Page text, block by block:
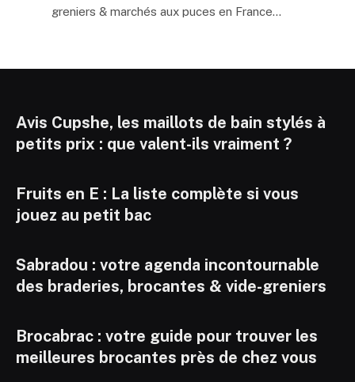
greniers & marchés aux puces en France…
Avis Cupshe, les maillots de bain stylés à
petits prix : que valent-ils vraiment ?
Fruits en E : La liste complète si vous
jouez au petit bac
Sabradou : votre agenda incontournable
des braderies, brocantes & vide-greniers
Brocabrac : votre guide pour trouver les
meilleures brocantes près de chez vous